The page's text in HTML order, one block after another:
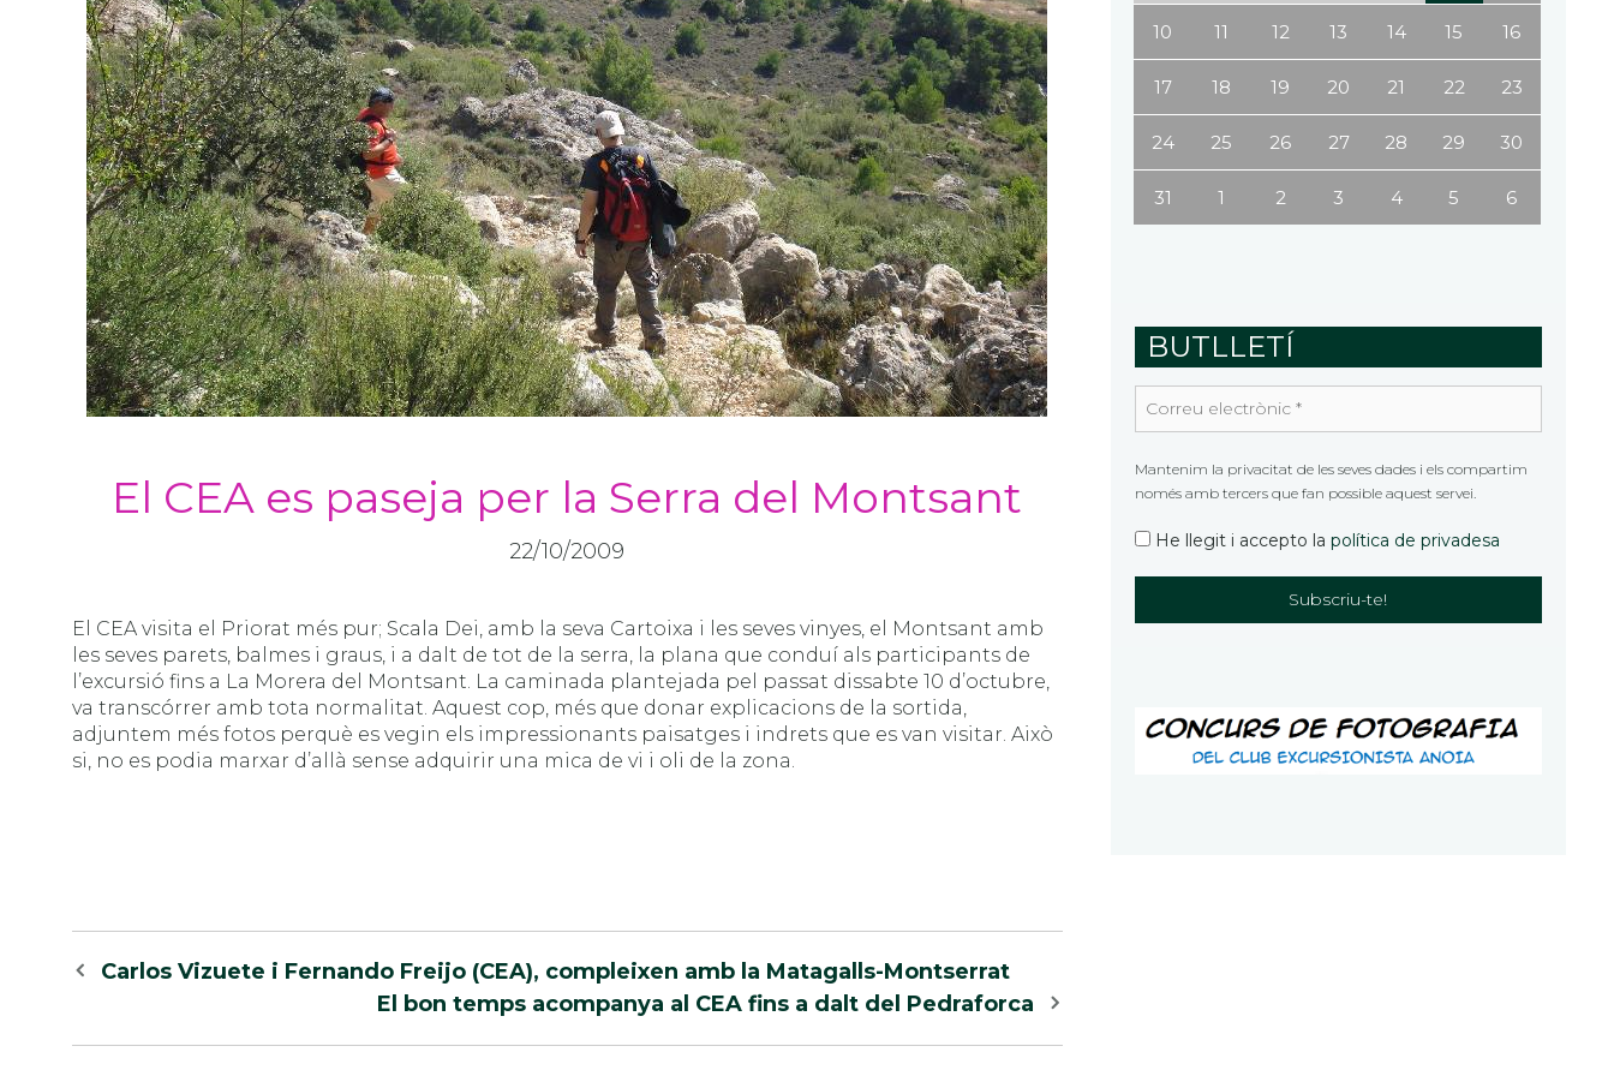
El CEA es paseja per la Serra del Montsant
22/10/2009
El CEA visita el Priorat més pur; Scala Dei, amb la seva Cartoixa i les seves vinyes, el Montsant amb
les seves parets, balmes i graus, i a dalt de tot de la serra, la plana que conduí als participants de
l’excursió fins a La Morera del Montsant. La caminada plantejada pel passat dissabte 10 d’octubre,
va transcórrer amb tota normalitat. Aquest cop, més que donar explicacions de la sortida,
adjuntem més fotos perquè es vegin els impressionants paisatges i indrets que es van visitar. Això
si, no es podia marxar d’allà sense adquirir una mica de vi i oli de la zona.
Navegació
Carlos Vizuete i Fernando Freijo (CEA), compleixen amb la Matagalls-Montserrat
El bon temps acompanya al CEA fins a dalt del Pedraforca
10 11 12 13 14 15 16
17 18 19 20 21 22 23
24 25 26 27 28 29 30
31 1 2 3 4 5 6
BUTLLETÍ
electrònic
Mantenim la privacitat de les seves dades i els compartim
només amb tercers que fan possible aquest servei.
He llegit i accepto la política de privadesa